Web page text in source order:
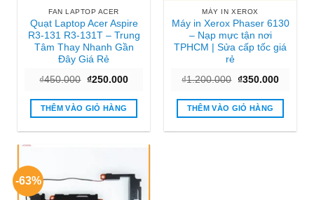
FAN LAPTOP ACER
Quạt Laptop Acer Aspire
R3-131 R3-131T – Trung
Tâm Thay Nhanh Gần
Đây Giá Rẻ
₫450.000 Giá
là:
₫450.000.
₫250.000Giá
tại
₫250.000.
THÊM VÀO GIỎ HÀNG
MÁY IN XEROX
Máy in Xerox Phaser 6130
– Nạp mực tận nơi
TPHCM | Sửa cấp tốc giá
rẻ
₫1.200.000 Giá
là:
₫1.200.000.
₫350.000Giá
tại
THÊM VÀO GIỎ HÀNG
-63%